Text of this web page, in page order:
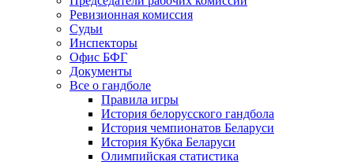
Ревизионная комиссия
Судьи
Инспекторы
Офис БФГ
Документы
Все о гандболе
Правила игры
История белорусского гандбола
История чемпионатов Беларуси
История Кубка Беларуси
Олимпийская статистика